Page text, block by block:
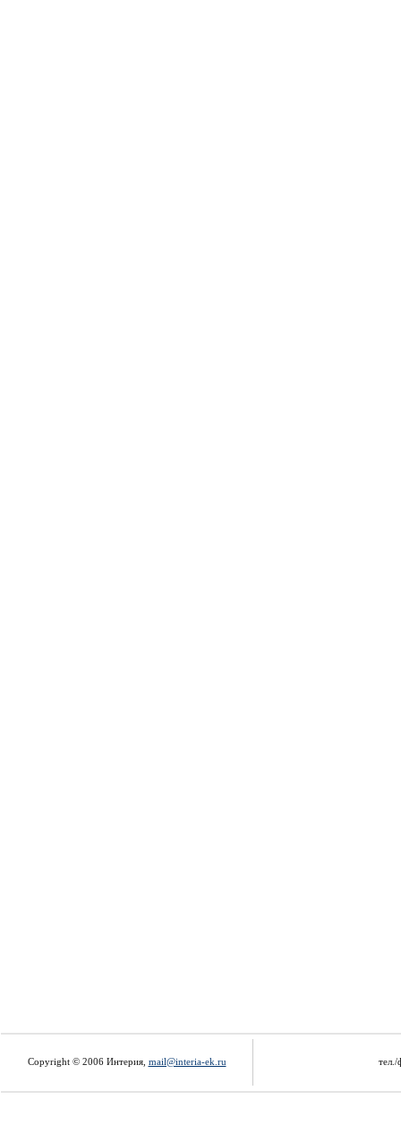
Copyright © 2006 Интерия, mail@interia-ek.ru